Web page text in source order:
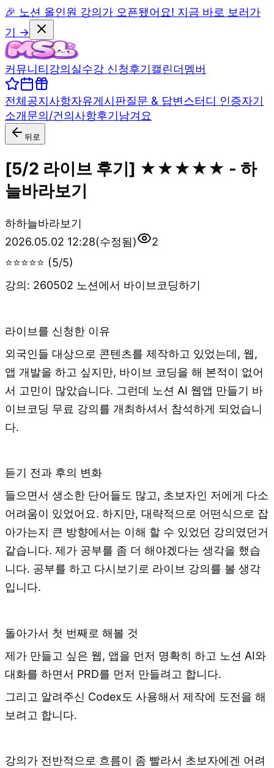
🎉 노션 올인원 강의가 오픈됐어요! 지금 바로 보러가
기 →
커뮤니티강의실수강 신청후기캘린더멤버
전체공지사항자유게시판질문 & 답변스터디 인증자기
소개문의/건의사항후기남겨요
뒤로
[5/2 라이브 후기] ★★★★★ - 하
늘바라보기
하하늘바라보기
2026.05.02 12:28(수정됨)
2
⭐⭐⭐⭐⭐ (5/5)
강의: 260502 노션에서 바이브코딩하기
라이브를 신청한 이유
외국인들 대상으로 콘텐츠를 제작하고 있었는데, 웹,
앱 개발을 하고 싶지만, 바이브 코딩을 해 본적이 없어
서 고민이 많았습니다. 그런데 노션 AI 웹앱 만들기 바
이브코딩 무료 강의를 개최하셔서 참석하게 되었습니
다.
듣기 전과 후의 변화
들으면서 생소한 단어들도 많고, 초보자인 저에게 다소
어려움이 있었어요. 하지만, 대략적으로 어떤식으로 잡
아가는지 큰 방향에서는 이해 할 수 있었던 강의였던거
같습니다. 제가 공부를 좀 더 해야겠다는 생각을 했습
니다. 공부를 하고 다시보기로 라이브 강의를 볼 생각
입니다.
돌아가서 첫 번째로 해볼 것
제가 만들고 싶은 웹, 앱을 먼저 명확히 하고 노션 AI와
대화를 하면서 PRD를 먼저 만들려고 합니다.
그리고 알려주신 Codex도 사용해서 제작에 도전을 해
보려고 합니다.
강의가 전반적으로 흐름이 좀 빨라서 초보자에겐 어려